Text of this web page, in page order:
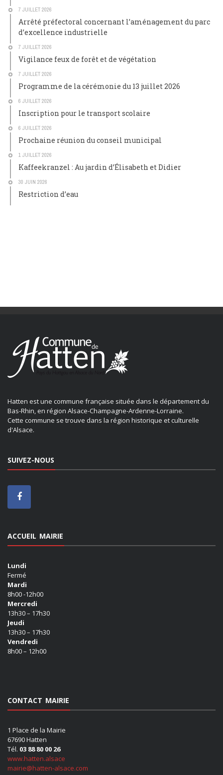
7 JUILLET 2026
Arrêté préfectoral concernant l’aménagement du parc
d’excellence industrielle
7 JUILLET 2026
Vigilance feux de forêt et de végétation
7 JUILLET 2026
Programme de la cérémonie du 13 juillet 2026
6 JUILLET 2026
Inscription pour le transport scolaire
6 JUILLET 2026
Prochaine réunion du conseil municipal
1 JUILLET 2026
Kaffeekranzel : Au jardin d’Élisabeth et Didier
30 JUIN 2026
Restriction d’eau
Hatten est une commune française située dans le département du
Bas-Rhin, en région Alsace-Champagne-Ardenne-Lorraine.
Cette commune se trouve dans la région historique et culturelle
d'Alsace.
SUIVEZ-NOUS
ACCUEIL MAIRIE
Lundi
Fermé
Mardi
8h00 -12h00
Mercredi
13h30 – 17h30
Jeudi
13h30 – 17h30
Vendredi
8h00 – 12h00
CONTACT MAIRIE
1 Place de la Mairie
67690 Hatten
Tél. 03 88 80 00 26
www.hatten.alsace
mairie@hatten-alsace.com